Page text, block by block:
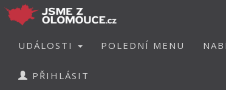
UDÁLOSTI POLEDNÍ MENU
PŘIHLÁSIT